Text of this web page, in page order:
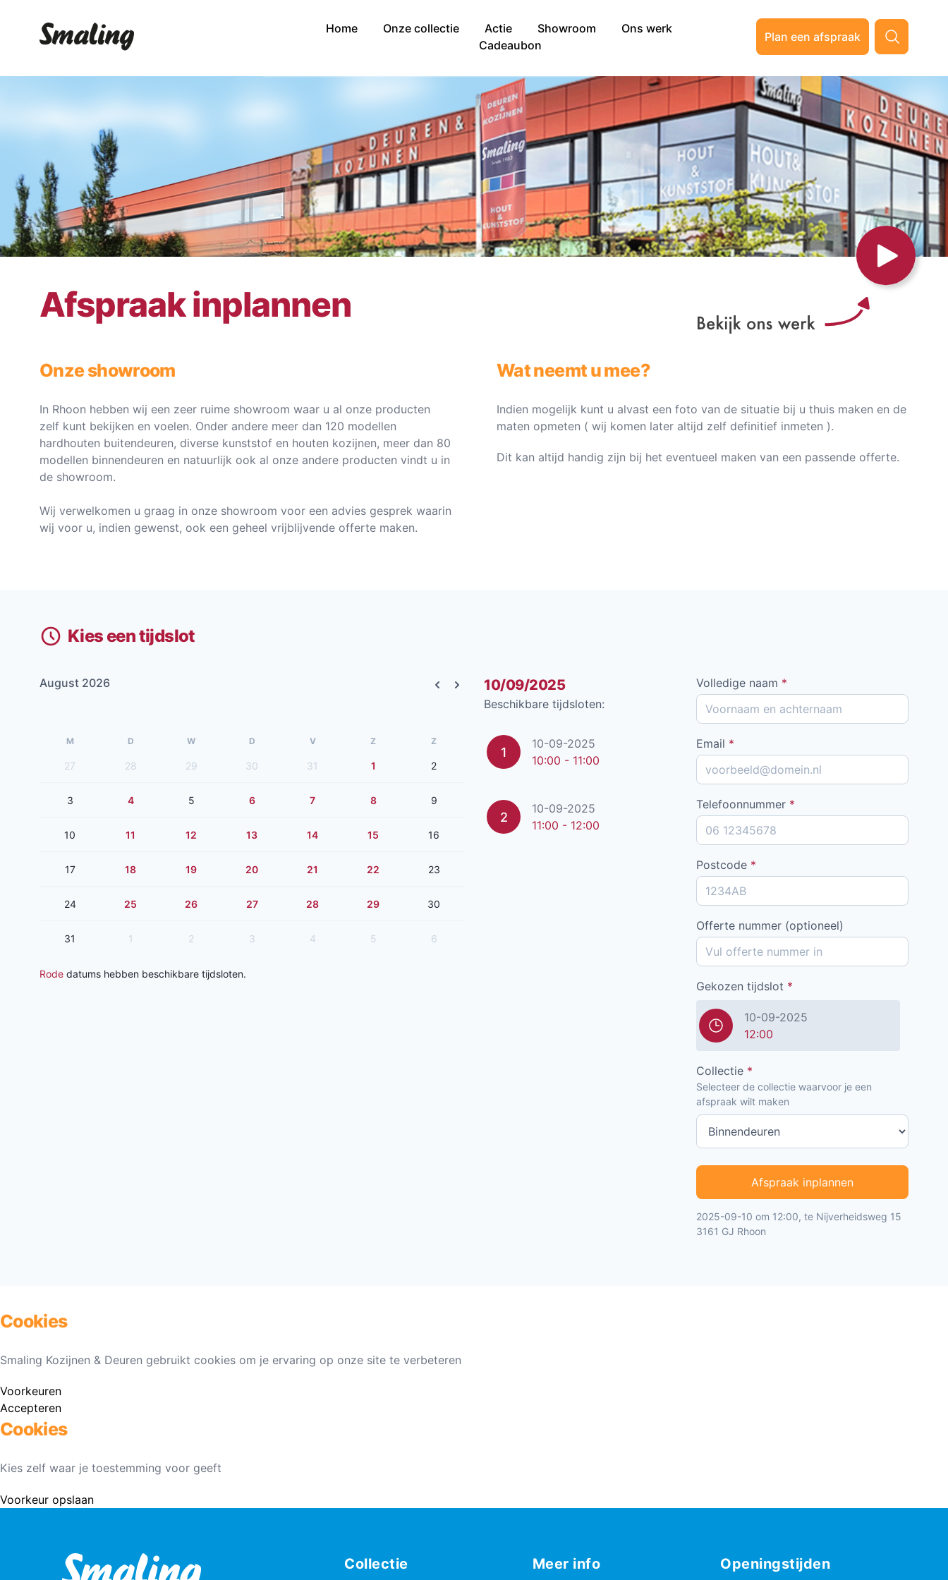
Home Onze collectie Actie Showroom
Ons werk
Cadeaubon
Plan een afspraak
Afspraak inplannen
Onze showroom
In Rhoon hebben wij een zeer ruime showroom waar u al onze producten
zelf kunt bekijken en voelen. Onder andere meer dan 120 modellen
hardhouten buitendeuren, diverse kunststof en houten kozijnen, meer dan 80
modellen binnendeuren en natuurlijk ook al onze andere producten vindt u in
de showroom.
Wij verwelkomen u graag in onze showroom voor een advies gesprek waarin
wij voor u, indien gewenst, ook een geheel vrijblijvende offerte maken.
Wat neemt u mee?
Indien mogelijk kunt u alvast een foto van de situatie bij u thuis maken en de
maten opmeten ( wij komen later altijd zelf definitief inmeten ).
Dit kan altijd handig zijn bij het eventueel maken van een passende offerte.
Kies een tijdslot
August 2026
Previous month
Next month
M D W D V Z Z
27 28 29 30 31 1 2
3 4 5 6 7 8 9
10 11 12 13 14 15 16
17 18 19 20 21 22 23
24 25 26 27 28 29 30
31 1 2 3 4 5 6
Rode datums hebben beschikbare tijdsloten.
10/09/2025
Beschikbare tijdsloten:
1
10-09-2025
10:00 - 11:00
2
10-09-2025
11:00 - 12:00
Volledige naam *
Email *
Telefoonnummer *
Postcode *
Offerte nummer (optioneel)
Gekozen tijdslot *
10-09-2025
12:00
Collectie *
Selecteer de collectie waarvoor je een
afspraak wilt maken
Afspraak inplannen
2025-09-10 om 12:00, te Nijverheidsweg 15
3161 GJ Rhoon
Cookies
Smaling Kozijnen & Deuren gebruikt cookies om je ervaring op onze site te verbeteren
Voorkeuren
Accepteren
Cookies
Kies zelf waar je toestemming voor geeft
Voorkeur opslaan
Collectie Meer info Openingstijden